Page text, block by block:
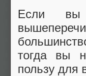
Если вы
тогда вы
пользу для